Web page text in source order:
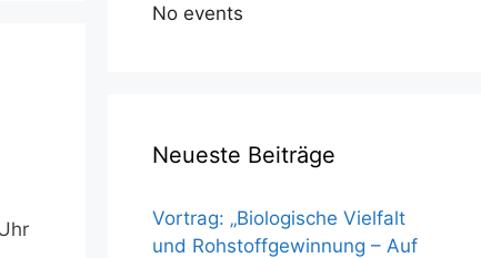
No events
Neueste Beiträge
Vortrag: „Biologische Vielfalt
und Rohstoffgewinnung – Auf